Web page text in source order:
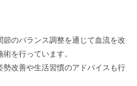
節のバランス調整を通じて血流を改
を行っています。
勢改善や生活習慣のアドバイスも行